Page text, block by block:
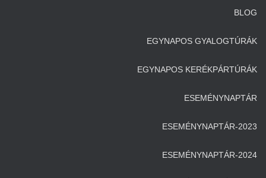
BLOG
EGYNAPOS GYALOGTÚRÁK
EGYNAPOS KERÉKPÁRTÚRÁK
ESEMÉNYNAPTÁR
ESEMÉNYNAPTÁR-2023
ESEMÉNYNAPTÁR-2024